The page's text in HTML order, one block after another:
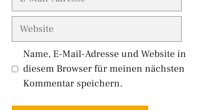
Mail-
Adresse
Website
Name, E-Mail-Adresse und Website in
diesem Browser für meinen nächsten
Kommentar speichern.